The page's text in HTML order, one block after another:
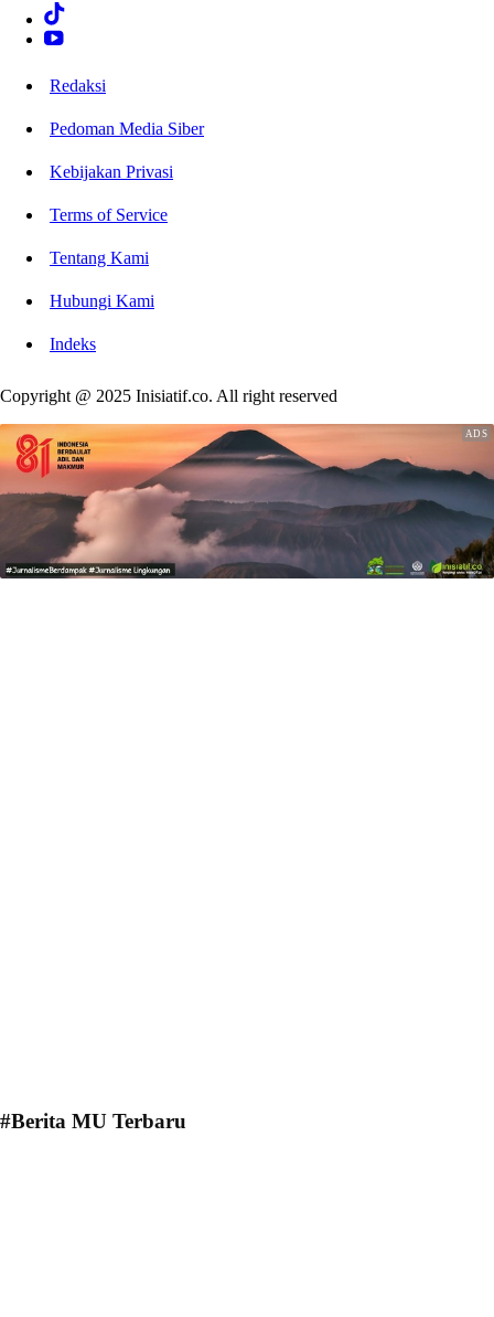
Redaksi
Pedoman Media Siber
Kebijakan Privasi
Terms of Service
Tentang Kami
Hubungi Kami
Indeks
Copyright @ 2025 Inisiatif.co. All right reserved
#Berita MU Terbaru